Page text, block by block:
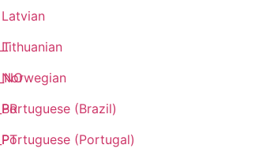
Latvian
Lithuanian
Norwegian
Portuguese (Brazil)
Portuguese (Portugal)